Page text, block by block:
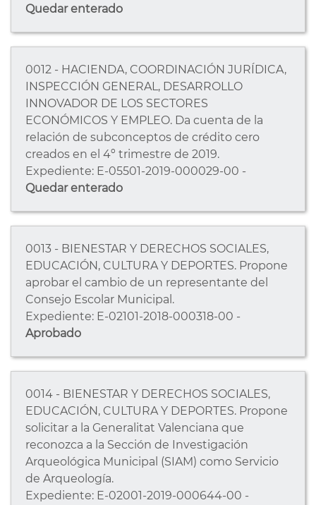
Quedar enterado
0012 - HACIENDA, COORDINACIÓN JURÍDICA,
INSPECCIÓN GENERAL, DESARROLLO
INNOVADOR DE LOS SECTORES
ECONÓMICOS Y EMPLEO. Da cuenta de la
relación de subconceptos de crédito cero
creados en el 4º trimestre de 2019.
Expediente: E-05501-2019-000029-00 -
Quedar enterado
0013 - BIENESTAR Y DERECHOS SOCIALES,
EDUCACIÓN, CULTURA Y DEPORTES. Propone
aprobar el cambio de un representante del
Consejo Escolar Municipal.
Expediente: E-02101-2018-000318-00 -
Aprobado
0014 - BIENESTAR Y DERECHOS SOCIALES,
EDUCACIÓN, CULTURA Y DEPORTES. Propone
solicitar a la Generalitat Valenciana que
reconozca a la Sección de Investigación
Arqueológica Municipal (SIAM) como Servicio
de Arqueología.
Expediente: E-02001-2019-000644-00 -